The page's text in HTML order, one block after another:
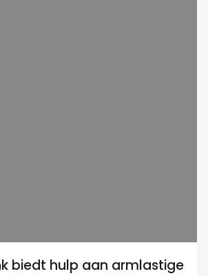
biedt hulp aan armlastige